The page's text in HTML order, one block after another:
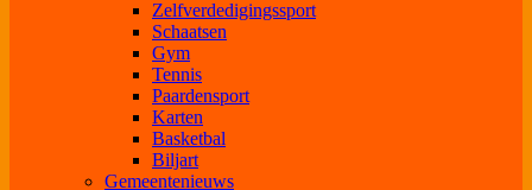
Zelfverdedigingssport
Schaatsen
Gym
Tennis
Paardensport
Karten
Basketbal
Biljart
Gemeentenieuws